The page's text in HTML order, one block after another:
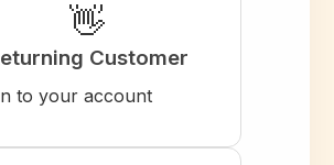
👋
Customer
to your account